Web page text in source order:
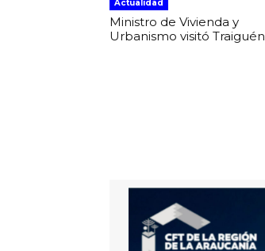
Actualidad
Ministro de Vivienda y
Urbanismo visitó Traiguén